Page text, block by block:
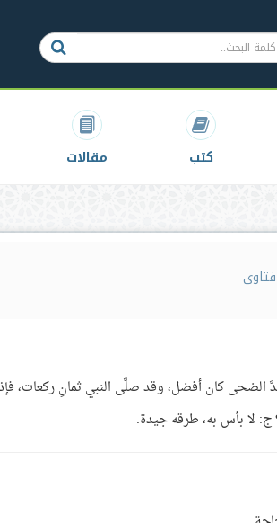
كتب مقالات
فتاوى
الضحى كان أفضل، وقد صلَّى النبي ثمانِ ركعات،
لا بأس به، طرقه جيدة.